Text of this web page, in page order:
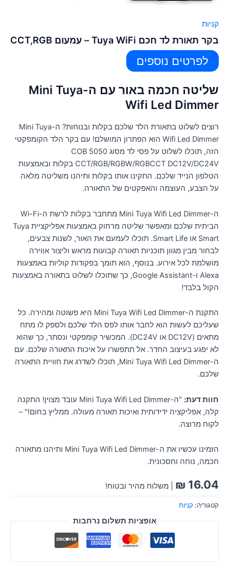
קניות
בקר תאורת לד חכם Tuya WiFi – עמעום CCT,RGB
לפרטים נוספים
שליטה חכמה באור עם ה-Mini Tuya
Wifi Led Dimmer
רוצים לשלוט בתאורת הלד שלכם בקלות ובנוחות? ה-Mini Tuya
Wifi Led Dimmer הוא הפתרון המושלם! עם בקר הלד הקומפקטי
הזה, תוכלו לשלוט על פסי לד מסוג 5050 COB
CCT/RGB/RGBW/RGBCCT DC12V/DC24V בקלות ובאמצעות
הטלפון הנייד שלכם. התקינו אותו בקלות ותיהנו משליטה מלאה
על הצבע, העוצמה והאפקטים של התאורה.
ה-Mini Tuya Wifi Led Dimmer מתחבר בקלות לרשת ה-Wi-Fi
הביתית שלכם ומאפשר שליטה מרחוק באמצעות אפליקציית Tuya
Smart או Smart Life. תוכלו לעמעם את האור, לשנות צבעים,
לבחור מבין מגוון תוכניות תאורה קבועות מראש וליצור אווירה
מושלמת לכל אירוע. בנוסף, הוא תומך בפקודות קוליות באמצעות
Alexa ו-Google Assistant, כך שתוכלו לשלוט בתאורה באמצעות
הקול בלבד!
התקנת ה-Mini Tuya Wifi Led Dimmer היא פשוטה ומהירה. כל
שעליכם לעשות הוא לחבר אותו לפס הלד שלכם ולספק לו מתח
מתאים (DC12V או DC24V). המכשיר קומפקטי ונסתר, כך שהוא
לא יפגע בעיצוב החדר. אל תתפשרו על איכות התאורה שלכם. עם
ה-Mini Tuya Wifi Led Dimmer, תוכלו לשדרג את חוויית התאורה
שלכם.
חוות דעת:
"ה-Mini Tuya Wifi Led Dimmer עובד מצוין! התקנה
קלה, אפליקציה ידידותית ואיכות תאורה מעולה. ממליץ בחום!" –
לקוח מרוצה.
הזמינו עכשיו את ה-Mini Tuya Wifi Led Dimmer ותיהנו מתאורה
חכמה, נוחה וחסכונית.
₪ 16.04 | משלוח מהיר ובטוח!
קטגוריה: קניות
אופציות תשלום נרחבות